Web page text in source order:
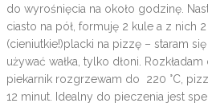
do wyrośnięcia na około godzinę.
ciasto na pół, formuję 2 kule a z nich 2
(cieniutkie!)placki na pizzę – staram
używać wałka, tylko dłoni. Rozkładam
piekarnik rozgrzewam do 220 °C,
12 minut. Idealny do pieczenia jest